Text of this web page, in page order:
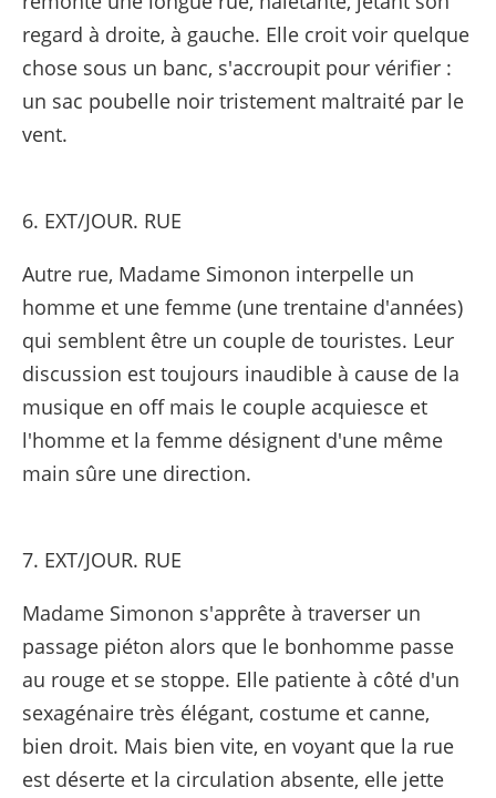
regard à droite, à gauche. Elle croit voir quelque
chose sous un banc, s'accroupit pour vérifier :
un sac poubelle noir tristement maltraité par le
vent.
6. EXT/JOUR. RUE
Autre rue, Madame Simonon interpelle un
homme et une femme (une trentaine d'années)
qui semblent être un couple de touristes. Leur
discussion est toujours inaudible à cause de la
musique en off mais le couple acquiesce et
l'homme et la femme désignent d'une même
main sûre une direction.
7. EXT/JOUR. RUE
Madame Simonon s'apprête à traverser un
passage piéton alors que le bonhomme passe
au rouge et se stoppe. Elle patiente à côté d'un
sexagénaire très élégant, costume et canne,
bien droit. Mais bien vite, en voyant que la rue
est déserte et la circulation absente, elle jette